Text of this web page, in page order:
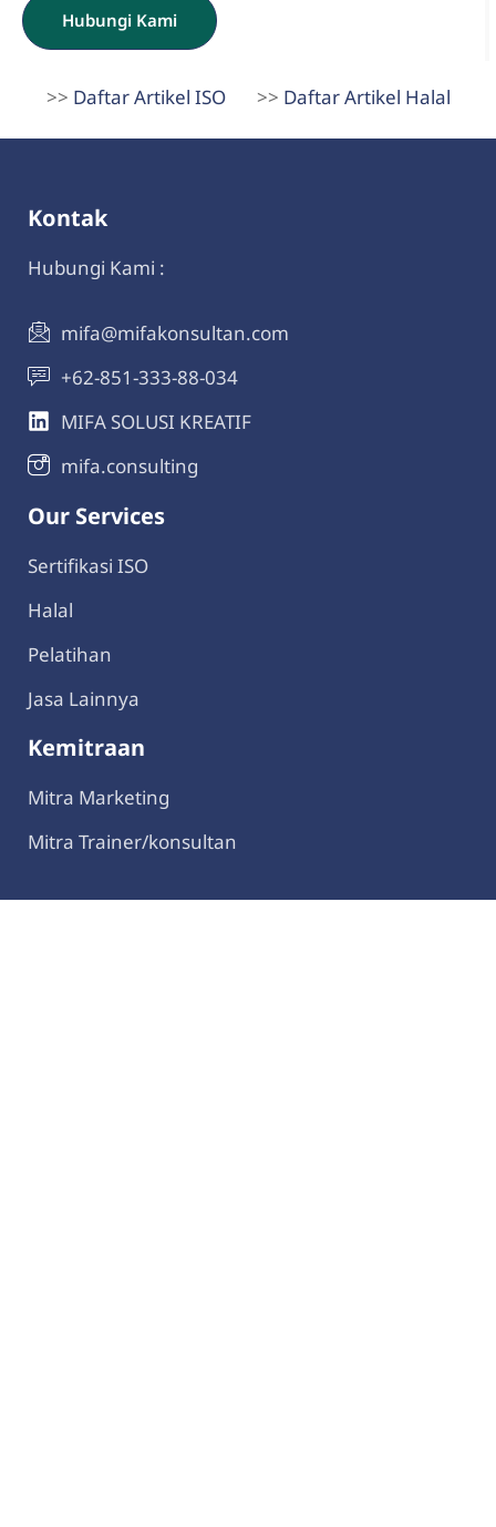
Hubungi Kami
>> Daftar Artikel ISO >> Daftar Artikel Halal
Kontak
Hubungi Kami :
mifa@mifakonsultan.com
+62-851-333-88-034
MIFA SOLUSI KREATIF
mifa.consulting
Our Services
Sertifikasi ISO
Halal
Pelatihan
Jasa Lainnya
Kemitraan
Mitra Marketing
Mitra Trainer/konsultan